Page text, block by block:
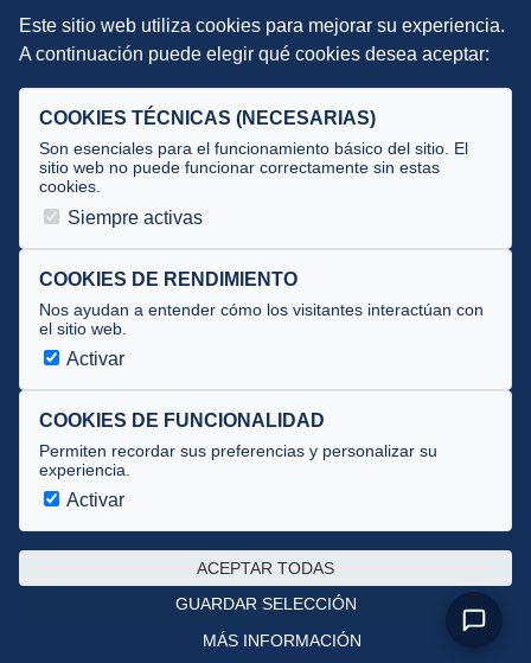
DIRECCIÓN TÉCNICA
Selecciones
Tecnificación
JUECES Y OFICIALES
Documentos
Cursos
Circulares oficiales
Convocatorias y Equipaciones
Av. José Atarés 101, semisótano. 50018 Zaragoza
Privacidad · Cookies
Este sitio web utiliza cookies para mejorar su experiencia.
A continuación puede elegir qué cookies desea aceptar:
COOKIES TÉCNICAS (NECESARIAS)
Son esenciales para el funcionamiento básico del sitio. El
sitio web no puede funcionar correctamente sin estas
cookies.
Siempre activas
COOKIES DE RENDIMIENTO
Nos ayudan a entender cómo los visitantes interactúan con
el sitio web.
Activar
COOKIES DE FUNCIONALIDAD
Permiten recordar sus preferencias y personalizar su
experiencia.
Activar
ACEPTAR TODAS
GUARDAR SELECCIÓN
MÁS INFORMACIÓN